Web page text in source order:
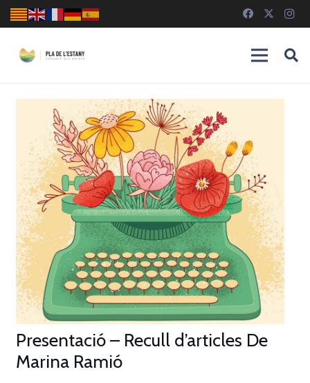
Presentació – Recull d’articles De
Marina Ramió